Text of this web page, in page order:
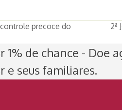
precoce do
post:
2ª
1% de chance - Doe
e seus familiares.